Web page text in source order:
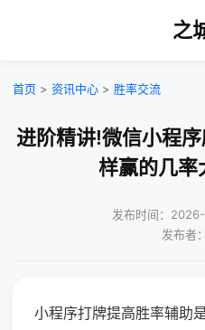
之
首页 > 资讯中心 > 胜率交流
进阶精讲!微信小程
样赢的几
发布时间：
发布者
小程序打牌提高胜率辅助